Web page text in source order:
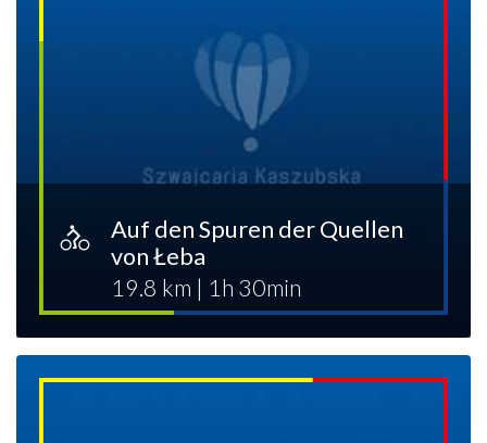
Auf den Spuren der Quellen
von Łeba
19.8 km | 1h 30min